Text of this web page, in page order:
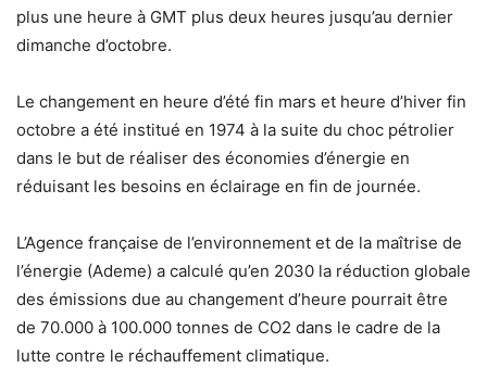
plus une heure à GMT plus deux heures jusqu’au dernier
dimanche d’octobre.
Le changement en heure d’été fin mars et heure d’hiver fin
octobre a été institué en 1974 à la suite du choc pétrolier
dans le but de réaliser des économies d’énergie en
réduisant les besoins en éclairage en fin de journée.
L’Agence française de l’environnement et de la maîtrise de
l’énergie (Ademe) a calculé qu’en 2030 la réduction globale
des émissions due au changement d’heure pourrait être
de 70.000 à 100.000 tonnes de CO2 dans le cadre de la
lutte contre le réchauffement climatique.